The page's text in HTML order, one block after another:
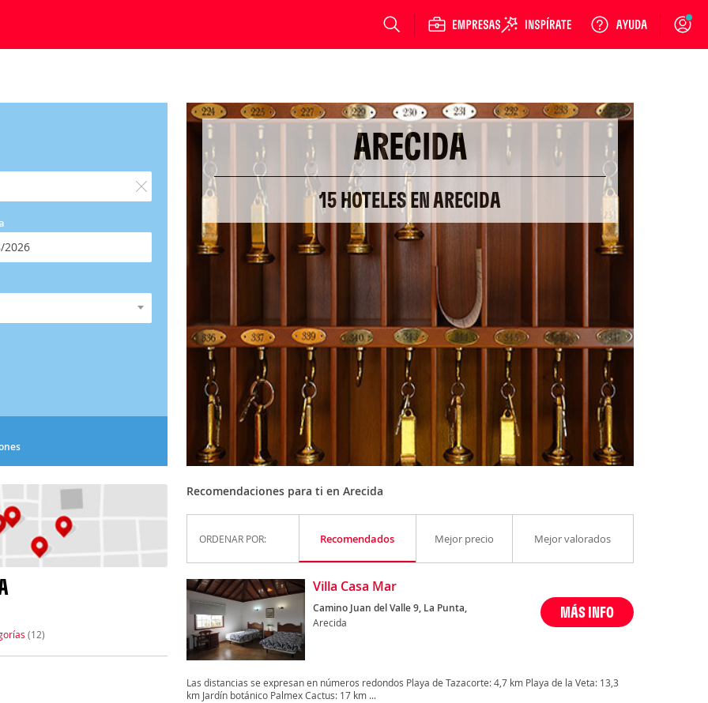
Login
(12)
ARECIDA
15 HOTELES EN ARECIDA
Recomendaciones para ti en Arecida
ORDENAR POR: Recomendados Mejor precio Mejor valorados
Villa Casa Mar
Camino Juan del Valle 9, La Punta,
Arecida
MÁS INFO
Las distancias se expresan en números redondos Playa de Tazacorte: 4,7 km Playa de la Veta: 13,3
km Jardín botánico Palmex Cactus: 17 km ...